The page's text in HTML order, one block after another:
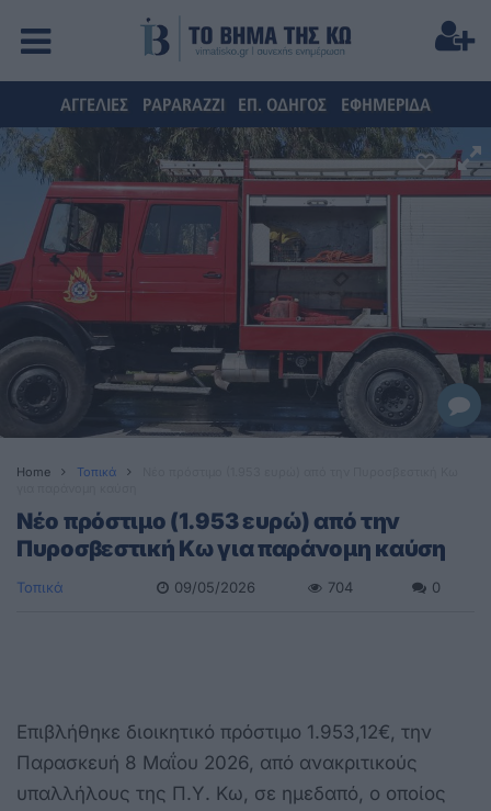
ΑΓΓΕΛΙΕΣ PAPARAZZI ΕΠ. ΟΔΗΓΟΣ ΕΦΗΜΕΡΙΔΑ
Home Τοπικά
Nέο πρόστιμο (1.953 ευρώ) από την
Πυροσβεστική Κω για παράνομη καύση
Τοπικά 09/05/2026 704 0
Επιβλήθηκε διοικητικό πρόστιμο 1.953,12€, την
Παρασκευή 8 Μαΐου 2026, από ανακριτικούς
υπαλλήλους της Π.Υ. Κω, σε ημεδαπό, ο οποίος